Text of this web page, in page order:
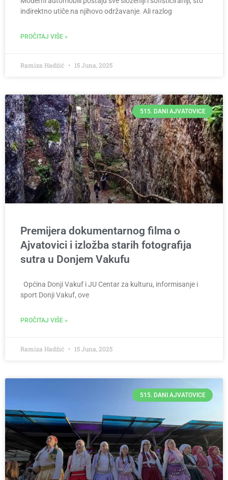
indirektno utiče na njihovo održavanje. Ali razlog
PROČITAJ VIŠE »
Ramiza Hadžić 15 Juna, 2025
515. DANI AJVATOVICE
Premijera dokumentarnog filma o
Ajvatovici i izložba starih fotografija
sutra u Donjem Vakufu
Općina Donji Vakuf i JU Centar za kulturu, informisanje i
sport Donji Vakuf, ove
PROČITAJ VIŠE »
Ramiza Hadžić 15 Juna, 2025
515. DANI AJVATOVICE